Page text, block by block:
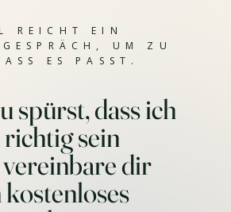
REICHT EIN
UM ZU
ES PASST.
spürst, dass ich
sein
dir